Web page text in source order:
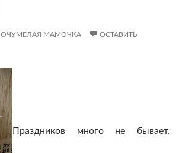
ОЧУМЕЛАЯ МАМОЧКА
ОСТАВИТЬ
Праздников много не бывает.